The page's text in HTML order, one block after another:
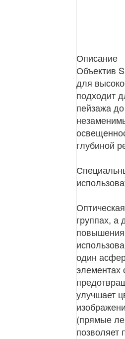
Описание
Объектив
для
подходит
пейзажа
глубиной
группах, а
повышения
один
элементах
улучшает
(прямые
позволяет